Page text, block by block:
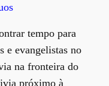
tempo para
e evangelistas no
na fronteira do
próximo à